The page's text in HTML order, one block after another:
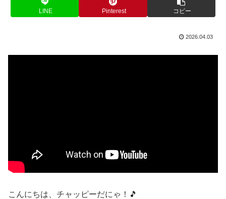
LINE Pinterest コピー
2026.04.03
こんにちは、チャッピーだにゃ！🎵